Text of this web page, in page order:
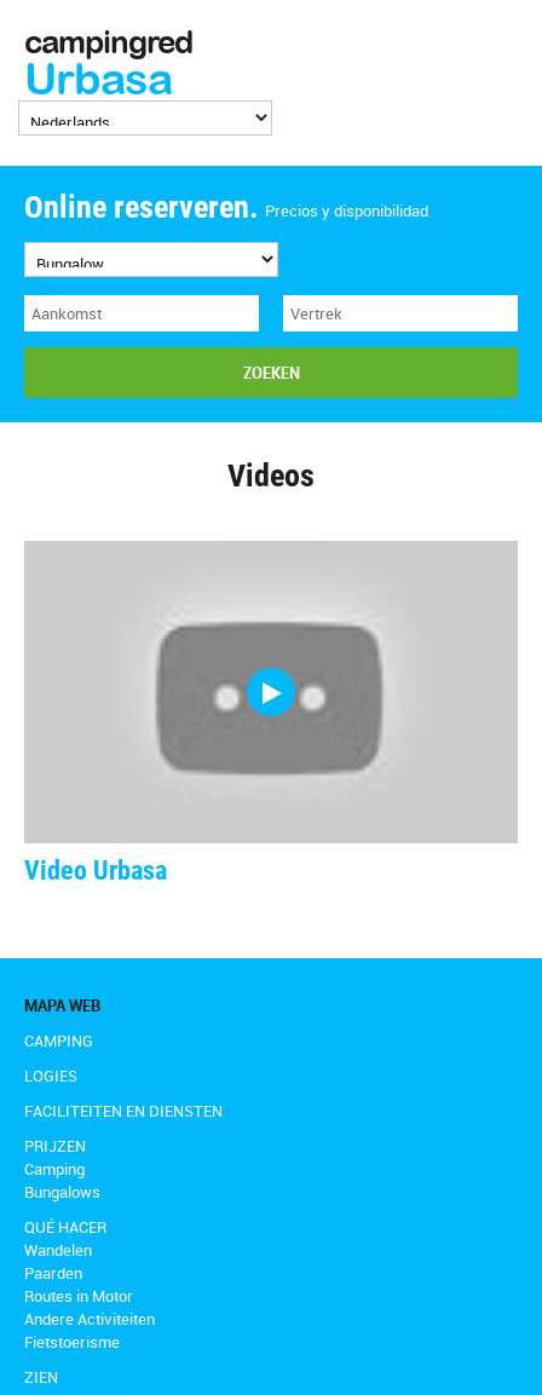
campingred
Urbasa
Online reserveren. Precios y disponibilidad
ZOEKEN
Videos
Video Urbasa
MAPA WEB
CAMPING
LOGIES
FACILITEITEN EN DIENSTEN
PRIJZEN
Camping
Bungalows
QUÉ HACER
Wandelen
Paarden
Routes in Motor
Andere Activiteiten
Fietstoerisme
ZIEN